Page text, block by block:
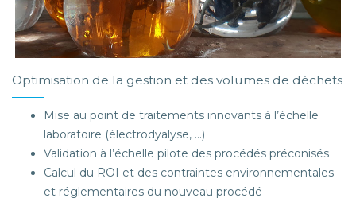
Optimisation de la gestion et des volumes de déchets
Mise au point de traitements innovants à l’échelle
laboratoire (électrodyalyse, …)
Validation à l’échelle pilote des procédés préconisés
Calcul du ROI et des contraintes environnementales
et réglementaires du nouveau procédé